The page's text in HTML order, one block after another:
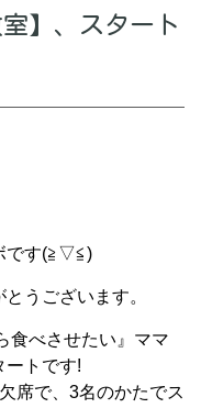
】、スタート
です(≧▽≦)
うございます。
食べさせたい』ママ
ートです!
席で、3名のかたでス